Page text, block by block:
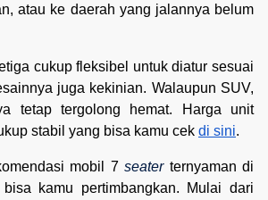
atau ke daerah yang jalannya belum
cukup fleksibel untuk diatur sesuai
juga kekinian. Walaupun SUV,
tetap tergolong hemat. Harga unit
stabil yang bisa kamu cek di sini.
mobil 7 seater ternyaman di
kamu pertimbangkan. Mulai dari